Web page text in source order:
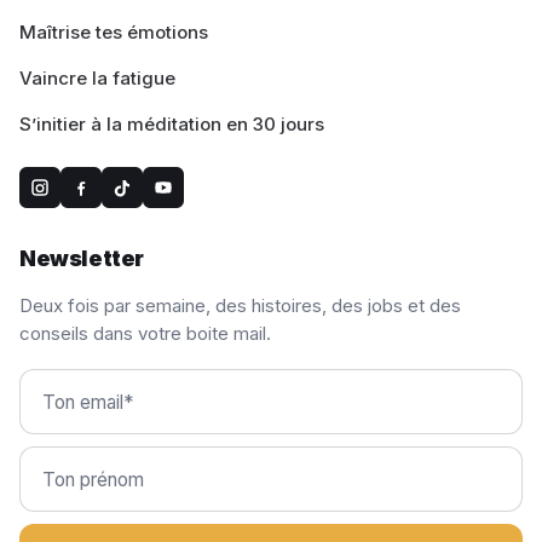
Maîtrise tes émotions
Vaincre la fatigue
S’initier à la méditation en 30 jours
Newsletter
Deux fois par semaine, des histoires, des jobs et des
conseils dans votre boite mail.